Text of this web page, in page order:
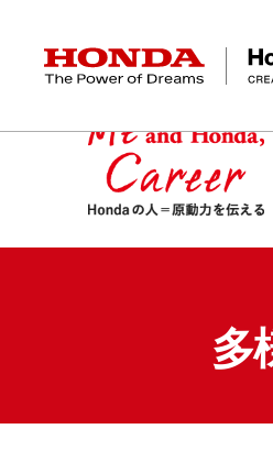
HONDA The Power of
企業情報 トップ
事業 トップ
テクノロジー/イノベー
サステナビリティ トップ
投資家情報 トップ
ニュースルーム
Discover Honda
多